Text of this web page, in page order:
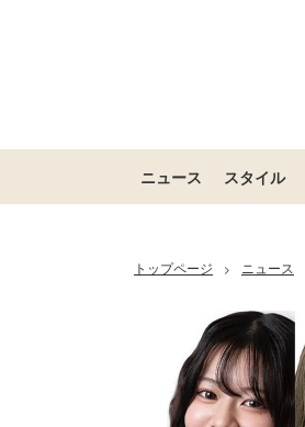
ニュース スタイル
トップページ > ニュース